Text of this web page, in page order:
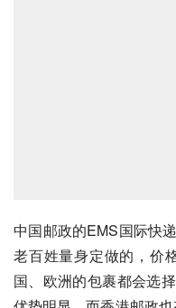
中国邮政的EMS国际快
老百姓量身定做的，价
国、欧洲的包裹都会选